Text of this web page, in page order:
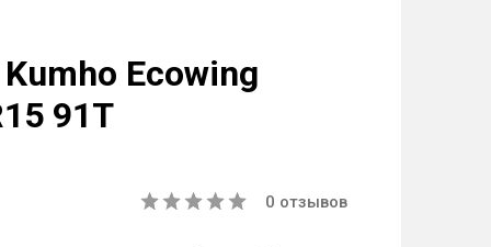
Ecowing
91T
0 отзывов